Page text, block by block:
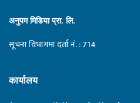
अनुपम मिडिया प्रा. लि.
सूचना विभागमा दर्ता नं. : 714
कार्यालय